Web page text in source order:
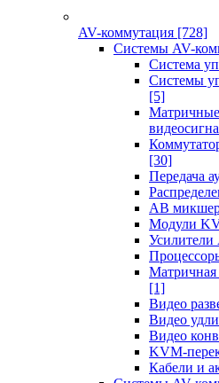
AV-коммутация [728]
Системы AV-
Система
Системы
[5]
[30]
Передача
АВ
Модули
Усилители
[1]
Видео
Видео
Видео
KVM-
Кабели и